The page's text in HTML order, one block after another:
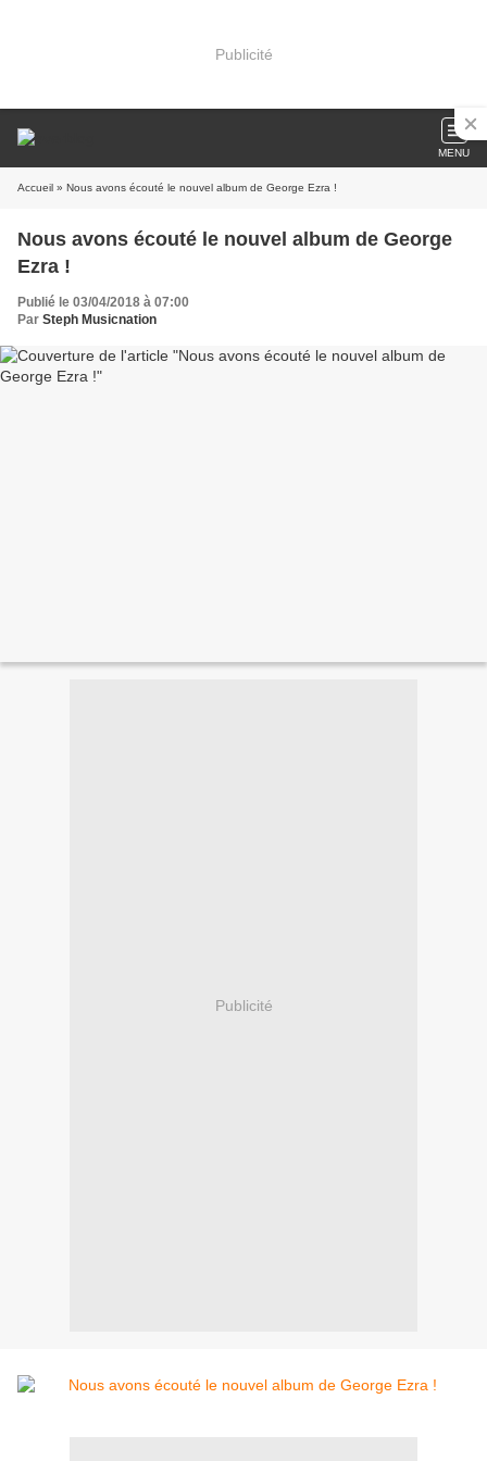
Publicité
MENU
Accueil » Nous avons écouté le nouvel album de George Ezra !
Nous avons écouté le nouvel album de George
Ezra !
Publié le 03/04/2018 à 07:00
Par Steph Musicnation
Publicité